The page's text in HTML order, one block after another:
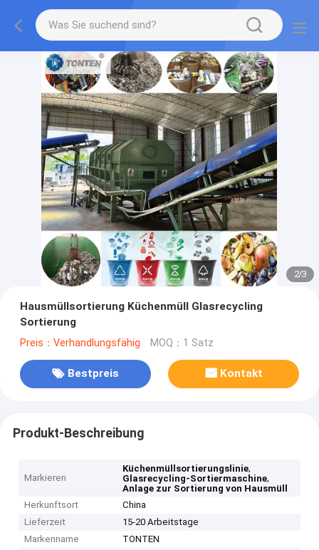
2/3
Hausmüllsortierung Küchenmüll Glasrecycling
Sortierung
Preis：Verhandlungsfähig MOQ：1 Satz
Bestpreis Kontakt
Produkt-Beschreibung
Markieren
Küchenmüllsortierungslinie,
Glasrecycling-Sortiermaschine,
Anlage zur Sortierung von Hausmüll
Herkunftsort
China
Lieferzeit
15-20 Arbeitstage
Markenname
TONTEN